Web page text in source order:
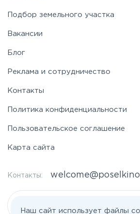
Подбор земельного участка
Вакансии
Блог
Реклама и сотрудничество
Контакты
Политика конфиденциальности
Пользовательское соглашение
Карта сайта
Контакты:
Наш сайт использует файлы